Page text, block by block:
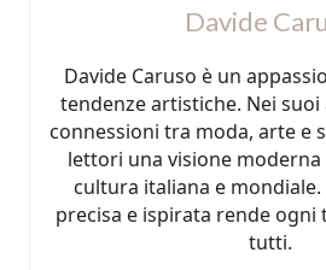
Davide
Davide Caruso è un
tendenze artistiche. Nei
connessioni tra moda, arte e
lettori una visione moderna
cultura italiana e
precisa e ispirata rende ogni
tutti.